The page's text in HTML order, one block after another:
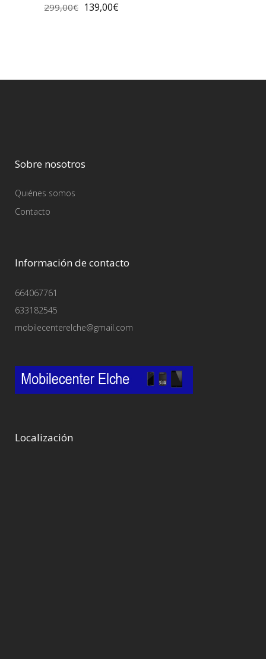
299,00€ 139,00€
Sobre nosotros
Quiénes somos
Contacto
Información de contacto
664067761
633182545
mobilecenterelche@gmail.com
Localización